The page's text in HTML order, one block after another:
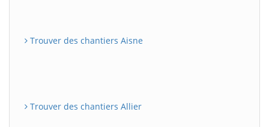
Trouver des chantiers Aisne
Trouver des chantiers Allier